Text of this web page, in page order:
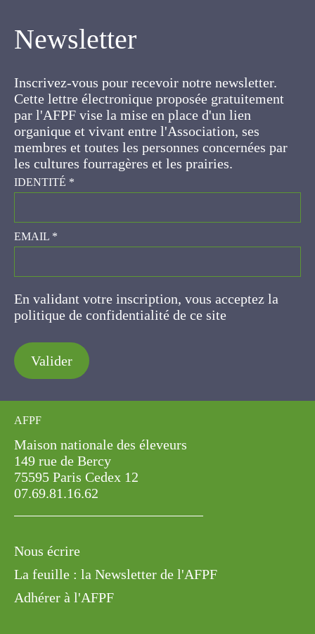
Newsletter
Cette lettre électronique proposée
gratuitement par l'AFPF vise la mise en place
d'un lien organique et vivant entre l'Association,
ses membres et toutes les personnes
concernées par les cultures fourragères et les
prairies.
IDENTITÉ*
EMAIL*
En validant votre inscription, vous acceptez la
politique de confidentialité de ce site
Valider
AFPF
Maison nationale des éleveurs
149 rue de Bercy
75595 Paris Cedex 12
07.69.81.16.62
Nous écrire
La feuille : la Newsletter de l'AFPF
Adhérer à l'AFPF